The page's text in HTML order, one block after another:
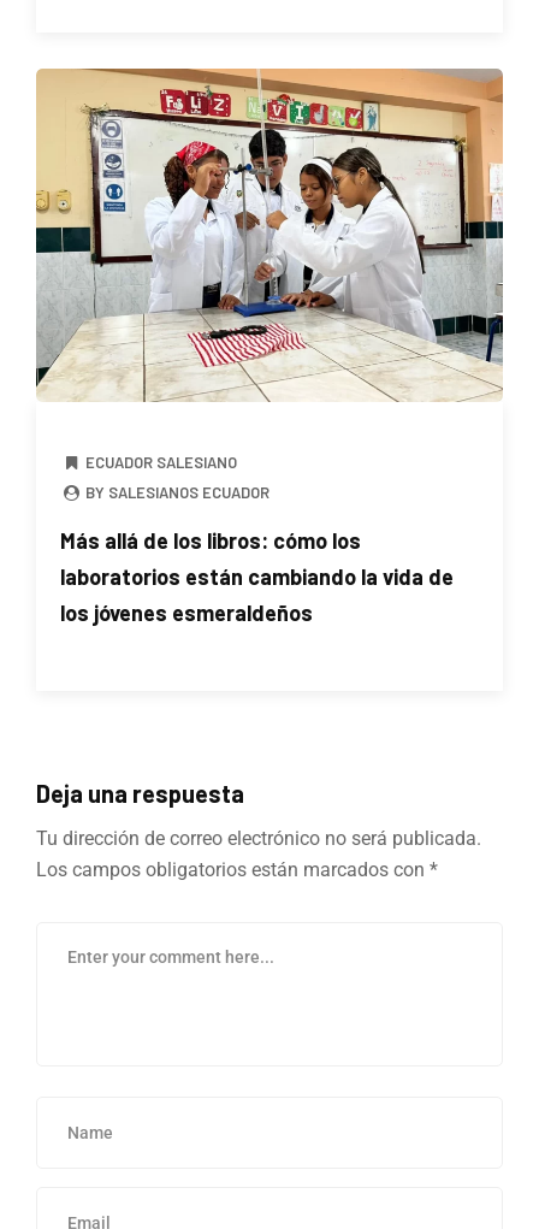
ECUADOR SALESIANO
BY SALESIANOS ECUADOR
Más allá de los libros: cómo los
laboratorios están cambiando la vida de
los jóvenes esmeraldeños
Deja una respuesta
Tu dirección de correo electrónico no será publicada.
Los campos obligatorios están marcados con *